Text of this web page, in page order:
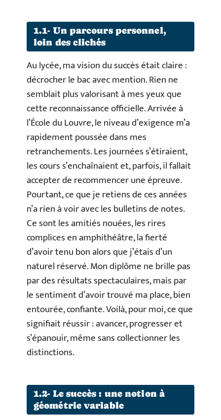
1.1- Un parcours personnel,
loin des clichés
Au lycée, ma vision du succès était claire :
décrocher le bac avec mention. Rien ne
semblait plus valorisant à mes yeux que
cette reconnaissance officielle. Arrivée à
l’École du Louvre, le niveau d’exigence m’a
rapidement poussée dans mes
retranchements. Les journées s’étiraient,
les cours s’enchaînaient et, parfois, il fallait
accepter de recommencer une épreuve.
Pourtant, ce que je retiens de ces années
n’a rien à voir avec les bulletins de notes.
Ce sont les amitiés nouées, les rires
complices en amphithéâtre, la fierté
d’avoir tenu bon alors que j’étais d’un
naturel réservé. Mon diplôme ne brille pas
par des résultats spectaculaires, mais par
le sentiment d’avoir trouvé ma place, bien
entourée, confiante. Voilà, pour moi, ce que
signifiait réussir : avancer, progresser et
s’épanouir, même sans collectionner les
distinctions.
1.2- Le succès : une notion à
géométrie variable